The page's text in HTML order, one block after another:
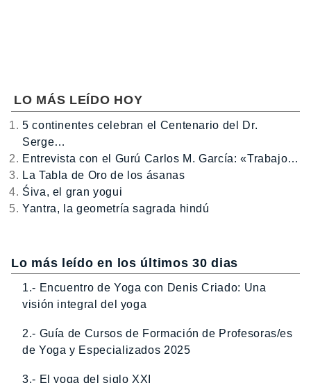
LO MÁS LEÍDO HOY
5 continentes celebran el Centenario del Dr.
Serge…
Entrevista con el Gurú Carlos M. García: «Trabajo…
La Tabla de Oro de los ásanas
Śiva, el gran yogui
Yantra, la geometría sagrada hindú
Lo más leído en los últimos 30 dias
1.- Encuentro de Yoga con Denis Criado: Una
visión integral del yoga
2.- Guía de Cursos de Formación de Profesoras/es
de Yoga y Especializados 2025
3.- El yoga del siglo XXI